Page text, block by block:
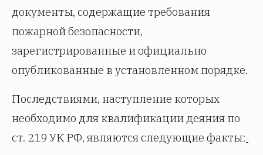
документы, содержащие требования
пожарной безопасности,
зарегистрированные и официально
опубликованные в установленном порядке.
Последствиями, наступление которых
необходимо для квалификации деяния по
ст. 219 УК РФ, являются следующие факты: